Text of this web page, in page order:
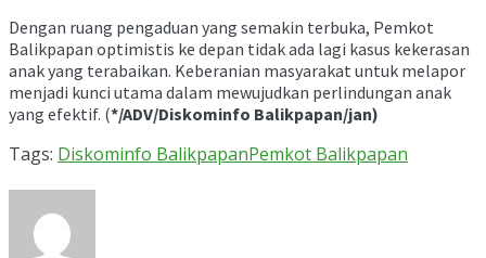
Dengan ruang pengaduan yang semakin terbuka, Pemkot
Balikpapan optimistis ke depan tidak ada lagi kasus kekerasan
anak yang terabaikan. Keberanian masyarakat untuk melapor
menjadi kunci utama dalam mewujudkan perlindungan anak
yang efektif. (*/ADV/Diskominfo Balikpapan/jan)
Tags: Diskominfo BalikpapanPemkot Balikpapan